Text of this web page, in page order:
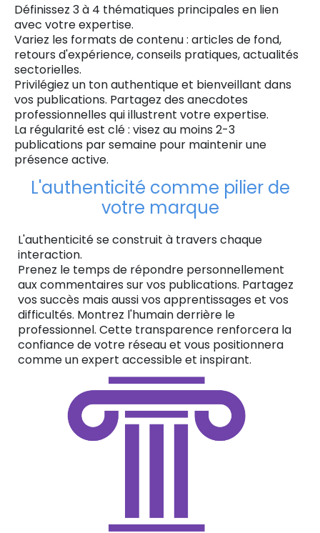
Définissez 3 à 4 thématiques principales en lien
avec votre expertise.
Variez les formats de contenu : articles de fond,
retours d'expérience, conseils pratiques, actualités
sectorielles.
Privilégiez un ton authentique et bienveillant dans
vos publications. Partagez des anecdotes
professionnelles qui illustrent votre expertise.
La régularité est clé : visez au moins 2-3
publications par semaine pour maintenir une
présence active.
L'authenticité comme pilier de
votre marque
L'authenticité se construit à travers chaque
interaction.
Prenez le temps de répondre personnellement
aux commentaires sur vos publications. Partagez
vos succès mais aussi vos apprentissages et vos
difficultés. Montrez l'humain derrière le
professionnel. Cette transparence renforcera la
confiance de votre réseau et vous positionnera
comme un expert accessible et inspirant.